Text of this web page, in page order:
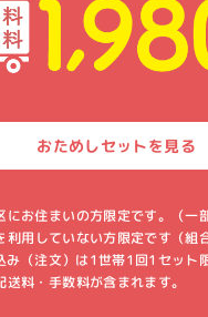
おためしセットを見る
お住まいの方限定です。（一
用していない方限定です（組
み（注文）は1世帯1回1セット
料・手数料が含まれます。